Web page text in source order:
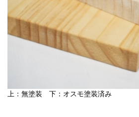
上：無塗装 下：オスモ塗装済み